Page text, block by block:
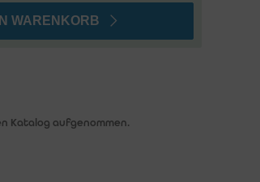
WARENKORB
Katalog aufgenommen.